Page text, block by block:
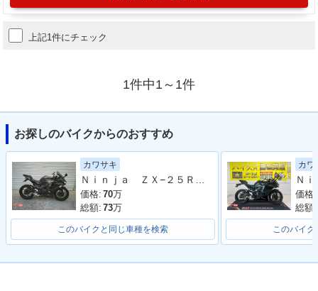
上記1件にチェック
1件中1～1件
お探しのバイクからのおすすめ
カワサキ
価格: 70万
総額: 73万
このバイクと同じ車種を検索
カワ
価格:
総額:
このバイク